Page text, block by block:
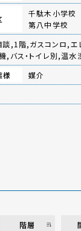
千駄木小学校
第八中学校
談,1階,ガスコンロ,
ス・トイレ別,温水
様
媒介
階層